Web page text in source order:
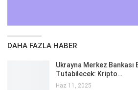
DAHA FAZLA HABER
Ukrayna Merkez Bankası
Tutabilecek: Kripto…
Haz 11, 2025